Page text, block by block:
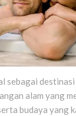
sebagai
alam yang
budaya yang